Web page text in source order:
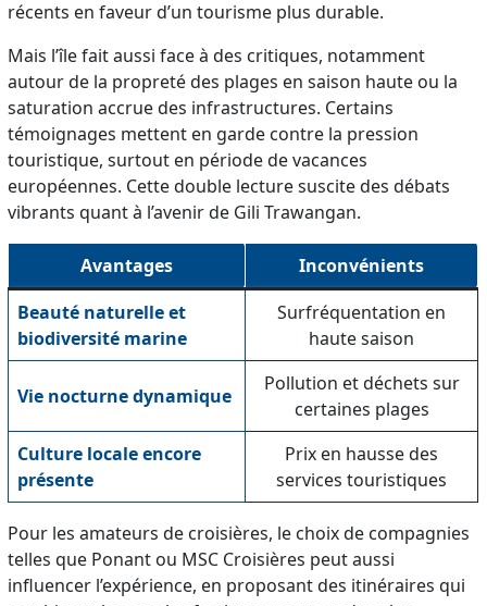
récents en faveur d’un tourisme plus durable.
Mais l’île fait aussi face à des critiques, notamment
autour de la propreté des plages en saison haute ou la
saturation accrue des infrastructures. Certains
témoignages mettent en garde contre la pression
touristique, surtout en période de vacances
européennes. Cette double lecture suscite des débats
vibrants quant à l’avenir de Gili Trawangan.
Avantages
Inconvénients
Beauté naturelle et
biodiversité marine
Surfréquentation en
haute saison
Vie nocturne dynamique
Pollution et déchets sur
certaines plages
Culture locale encore
présente
Prix en hausse des
services touristiques
Pour les amateurs de croisières, le choix de compagnies
telles que Ponant ou MSC Croisières peut aussi
influencer l’expérience, en proposant des itinéraires qui